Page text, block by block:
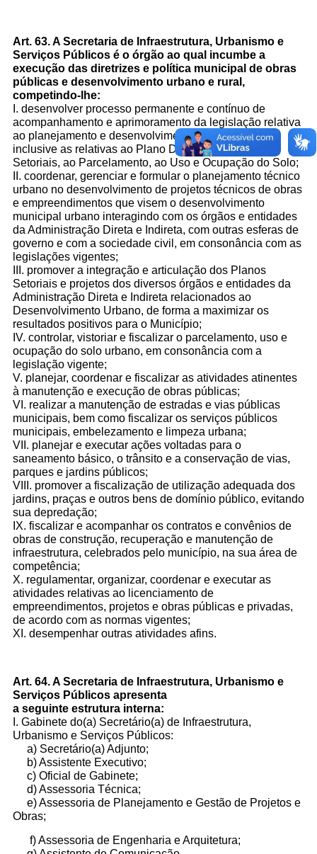
Cidade/Estado
Assunto*
Mensagem*
*Campos obrigatórios
Ao iniciar um contato, você concorda com a
Política de
privacidade
...Ou se preferir
Ligue para nós
(74)3641-3116
E-mail
irece.planejamento@gmail.com,
Ou seja atendido presencialmente
Segunda à sexta-feira, das 08:00 às 12:00
e das 14:00 às 17:00 horas.
Rua Lafaiete Coutinho, s/n, Bairro Fórum,
CEP 44.864-254
Outros meios de contato
e-SIC
Ouvidoria
Art. 63. A Secretaria de Infraestrutura, Urbanismo e
Serviços Públicos é o órgão ao qual incumbe a
execução das diretrizes e política municipal de obras
públicas e desenvolvimento urbano e rural,
competindo-lhe:
I. desenvolver processo permanente e contínuo de
acompanhamento e aprimoramento da legislação relativa
ao planejamento e desenvolvimento urbano e rural,
inclusive as relativas ao Plano Diretor,aos Planos
Setoriais, ao Parcelamento, ao Uso e Ocupação do Solo;
II. coordenar, gerenciar e formular o planejamento técnico
urbano no desenvolvimento de projetos técnicos de obras
e empreendimentos que visem o desenvolvimento
municipal urbano interagindo com os órgãos e entidades
da Administração Direta e Indireta, com outras esferas de
governo e com a sociedade civil, em consonância com as
legislações vigentes;
III. promover a integração e articulação dos Planos
Setoriais e projetos dos diversos órgãos e entidades da
Administração Direta e Indireta relacionados ao
Desenvolvimento Urbano, de forma a maximizar os
resultados positivos para o Município;
IV. controlar, vistoriar e fiscalizar o parcelamento, uso e
ocupação do solo urbano, em consonância com a
legislação vigente;
V. planejar, coordenar e fiscalizar as atividades atinentes
à manutenção e execução de obras públicas;
VI. realizar a manutenção de estradas e vias públicas
municipais, bem como fiscalizar os serviços públicos
municipais, embelezamento e limpeza urbana;
VII. planejar e executar ações voltadas para o
saneamento básico, o trânsito e a conservação de vias,
parques e jardins públicos;
VIII. promover a fiscalização de utilização adequada dos
jardins, praças e outros bens de domínio público, evitando
sua depredação;
IX. fiscalizar e acompanhar os contratos e convênios de
obras de construção, recuperação e manutenção de
infraestrutura, celebrados pelo município, na sua área de
competência;
X. regulamentar, organizar, coordenar e executar as
atividades relativas ao licenciamento de
empreendimentos, projetos e obras públicas e privadas,
de acordo com as normas vigentes;
XI. desempenhar outras atividades afins.
Art. 64. A Secretaria de Infraestrutura, Urbanismo e
Serviços Públicos apresenta
a seguinte estrutura interna:
I. Gabinete do(a) Secretário(a) de Infraestrutura,
Urbanismo e Serviços Públicos:
a) Secretário(a)Adjunto;
b) Assistente Executivo;
c) Oficial de Gabinete;
d) Assessoria Técnica;
e) Assessoria de Planejamento e Gestão de Projetos e
Obras;
f) Assessoria de Engenharia e Arquitetura;